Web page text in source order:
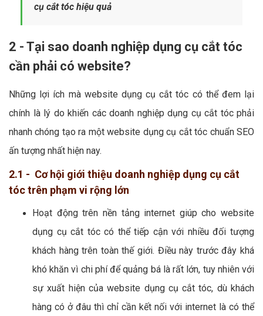
cụ cắt tóc hiệu quả
2 - Tại sao doanh nghiệp dụng cụ cắt tóc
cần phải có website?
Những lợi ích mà website dụng cụ cắt tóc có thể đem lại
chính là lý do khiến các doanh nghiệp dụng cụ cắt tóc phải
nhanh chóng tạo ra một website dụng cụ cắt tóc chuẩn SEO
ấn tượng nhất hiện nay.
2.1 - Cơ hội giới thiệu doanh nghiệp dụng cụ cắt
tóc trên phạm vi rộng lớn
Hoạt động trên nền tảng internet giúp cho website
dụng cụ cắt tóc có thể tiếp cận với nhiều đối tượng
khách hàng trên toàn thế giới. Điều này trước đây khá
khó khăn vì chi phí để quảng bá là rất lớn, tuy nhiên với
sự xuất hiện của website dụng cụ cắt tóc, dù khách
hàng có ở đâu thì chỉ cần kết nối với internet là có thể